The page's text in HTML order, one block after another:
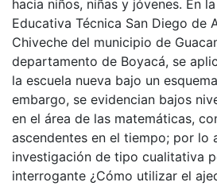
hacia niños, niñas y jóvenes. En
Educativa Técnica San Diego de
Chiveche del municipio de
departamento de Boyacá, se
la escuela nueva bajo un
embargo, se evidencian bajos
en el área de las matemáticas,
ascendentes en el tiempo; por lo
investigación de tipo cualitativa
interrogante ¿Cómo utilizar el